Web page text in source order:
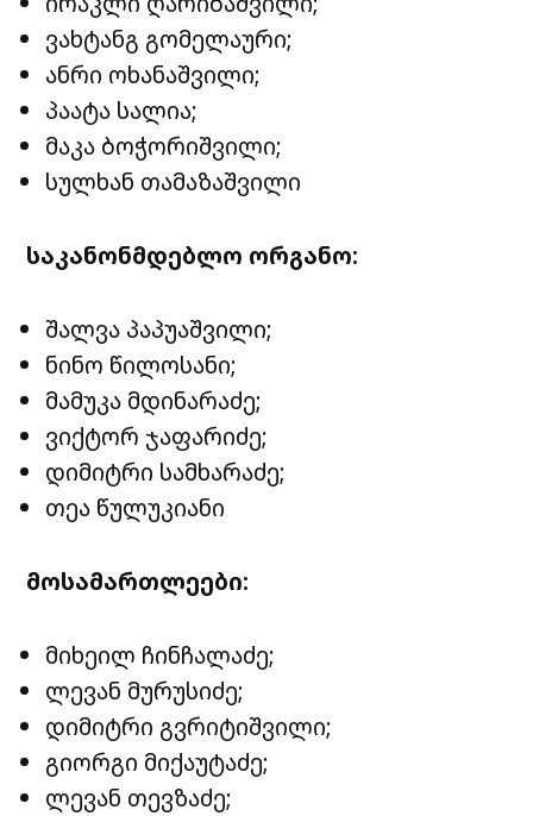
ვახტანგ გომელაური;
ანრი ოხანაშვილი;
პაატა სალია;
მაკა ბოჭორიშვილი;
სულხან თამაზაშვილი
საკანონმდებლო ორგანო:
შალვა პაპუაშვილი;
ნინო წილოსანი;
მამუკა მდინარაძე;
ვიქტორ ჯაფარიძე;
დიმიტრი სამხარაძე;
თეა წულუკიანი
მოსამართლეები:
მიხეილ ჩინჩალაძე;
ლევან მურუსიძე;
დიმიტრი გვრიტიშვილი;
გიორგი მიქაუტაძე;
ლევან თევზაძე;